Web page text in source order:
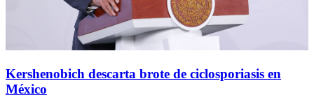
Kershenobich descarta brote de ciclosporiasis en
México